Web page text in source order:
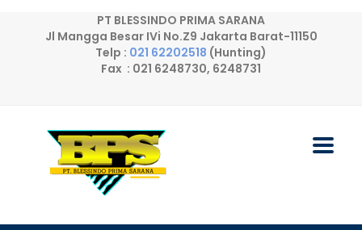
PT BLESSINDO PRIMA SARANA
Jl Mangga Besar IVi No.Z9 Jakarta Barat-11150
Telp : 021 62202518 (Hunting)
Fax : 021 6248730, 6248731